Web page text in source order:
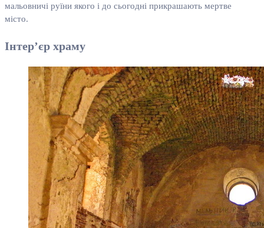
мальовничі руїни якого і до сьогодні прикрашають мертве
місто.
Інтер’єр храму